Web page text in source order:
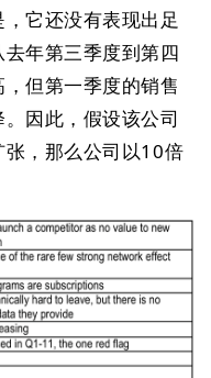
它还没有表现出足
年第三季度到第四
但第一季度的销售
因此，假设该公司
，那么公司以10倍